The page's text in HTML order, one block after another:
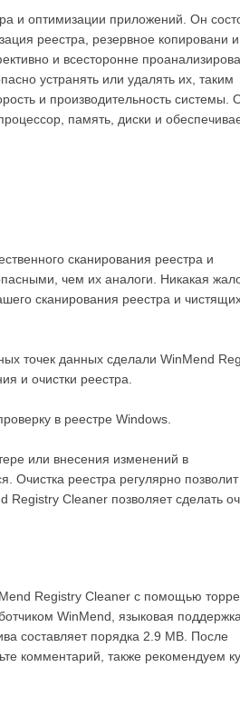
и оптимизации приложений. Он
реестра, резервное копировани и
и всесторонне
устранять или удалять их, таким
и производительность системы.
память, диски и
сканирования реестра и
чем их аналоги. Никакая
сканирования реестра и
точек данных сделали WinMend
и очистки реестра.
в реестре Windows.
или внесения изменений в
Очистка реестра регулярно позволит
Cleaner позволяет сделать
Registry Cleaner с помощью
WinMend, языковая поддержка
составляет порядка 2.9 MB. После
комментарий, также рекомендуем